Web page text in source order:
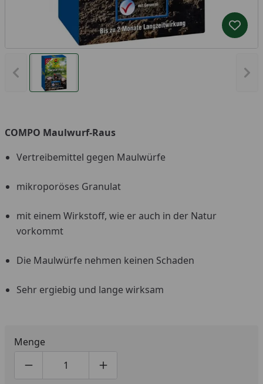
Vorheriges Bild anzeigen
COMPO Maulwurf-Raus
Vertreibemittel gegen Maulwürfe
mikroporöses Granulat
mit einem Wirkstoff, wie er auch in der Natur
vorkommt
Die Maulwürfe nehmen keinen Schaden
Sehr ergiebig und lange wirksam
Menge
Produktmenge um eins verringern
Produktmenge manuell eingeben
Produktmenge um eins erhöhen